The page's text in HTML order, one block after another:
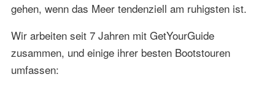
gehen, wenn das Meer tendenziell am ruhigsten ist.
Wir arbeiten seit 7 Jahren mit GetYourGuide
zusammen, und einige ihrer besten Bootstouren
umfassen: